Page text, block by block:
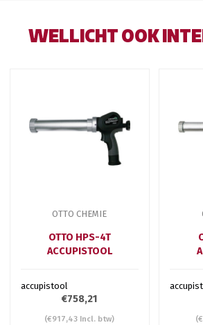
WELLICHT OOK
OTTO CHEMIE
OTTO HPS-4T
ACCUPISTOOL
accupistool
€758,21
(€917,43 Incl. btw)